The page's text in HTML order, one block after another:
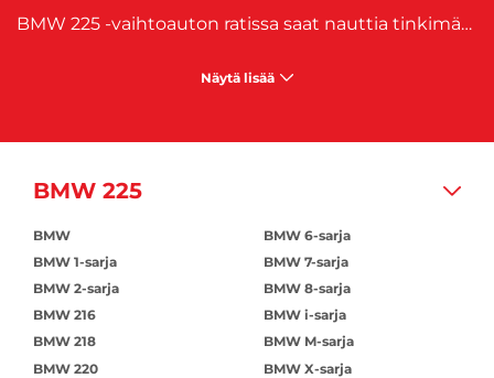
BMW 225 -vaihtoauton ratissa saat nauttia tinkimättömästä suorituskyvystä ja ylellisyydestä samalla kun herätät ihailua ympärilläsi. BMW 225 -vaihtoautot erottuvat massasta urheilullisella ja elegantilla muotoilullaan. BMW 225 -vaihtoautoissa on tehokkaat moottorit, jotka tarjoavat dynaamisen ja vauhdikkaan ajokokemuksen. Hanki oma BMW 225 -vaihtoautosi ja koe huippuluokan ajonautinto omalla tyylilläsi!
Näytä lisää
BMW 225
BMW
BMW 1-sarja
BMW 2-sarja
BMW 216
BMW 218
BMW 220
BMW 6-sarja
BMW 7-sarja
BMW 8-sarja
BMW i-sarja
BMW M-sarja
BMW X-sarja